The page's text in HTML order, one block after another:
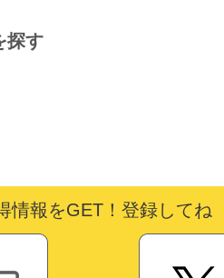
探す
情報をGET！登録してね